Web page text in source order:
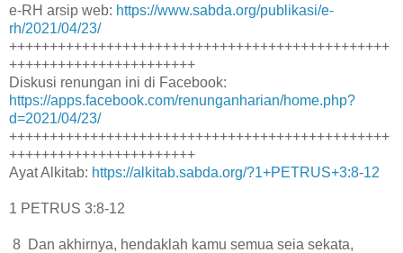
e-RH arsip web: https://www.sabda.org/publikasi/e-
rh/2021/04/23/
+++++++++++++++++++++++++++++++++++++++++++++++
+++++++++++++++++++++++
Diskusi renungan ini di Facebook:
https://apps.facebook.com/renunganharian/home.php?
d=2021/04/23/
+++++++++++++++++++++++++++++++++++++++++++++++
+++++++++++++++++++++++
Ayat Alkitab: https://alkitab.sabda.org/?1+PETRUS+3:8-12
1 PETRUS 3:8-12
8 Dan akhirnya, hendaklah kamu semua seia sekata,